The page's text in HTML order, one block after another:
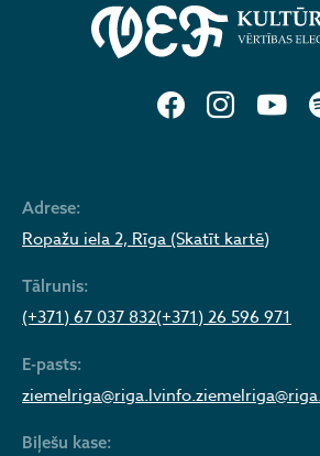
Adrese:
Ropažu iela 2, Rīga (Skatīt kartē)
Tālrunis:
(+371) 67 037 832(+371) 26 596 971
E-pasts:
ziemelriga@riga.lv
Biļešu kase: